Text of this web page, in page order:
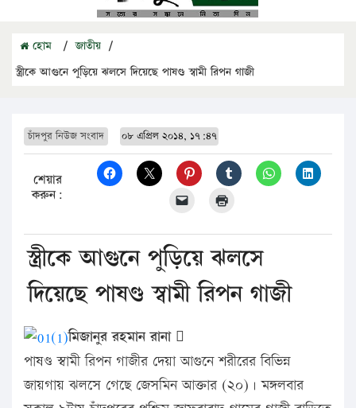
হোম / জাতীয় /
স্ত্রীকে আগুনে পুড়িয়ে ঝলসে দিয়েছে পাষণ্ড স্বামী রিপন গাজী
চাঁদপুর নিউজ সংবাদ ০৮ এপ্রিল ২০১৪, ১৭:৪৭
শেয়ার
করুন:
স্ত্রীকে আগুনে পুড়িয়ে ঝলসে
দিয়েছে পাষণ্ড স্বামী রিপন গাজী
মিজানুর রহমান রানা 
পাষণ্ড স্বামী রিপন গাজীর দেয়া আগুনে শরীরের বিভিন্ন
জায়গায় ঝলসে গেছে জেসমিন আক্তার (২০)। মঙ্গলবার